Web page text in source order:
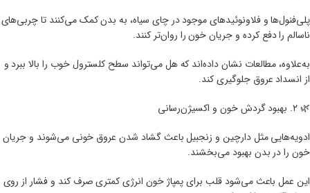
پلی‌فنول‌ها و فلاونوئیدهای موجود در چای سیاه، به بدن کمک می‌کنند تا چربی‌های
ناسالم را دفع کرده و جریان خون را روان‌تر کنند.
به‌علاوه، مطالعات نشان داده‌اند که هل می‌تواند سطح کلسترول خوب را بالا ببرد و
از انسداد عروق جلوگیری کند.
🌿 ۲. بهبود گردش خون و اکسیژن‌رسانی
ادویه‌هایی مثل دارچین و زنجبیل باعث گشاد شدن عروق خونی می‌شوند و جریان
خون را در بدن بهبود می‌بخشند.
این عمل باعث می‌شود قلب برای پمپاژ خون انرژی کمتری صرف کند و فشار از روی